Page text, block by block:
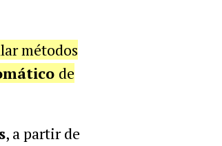
métodos
de
, a partir de